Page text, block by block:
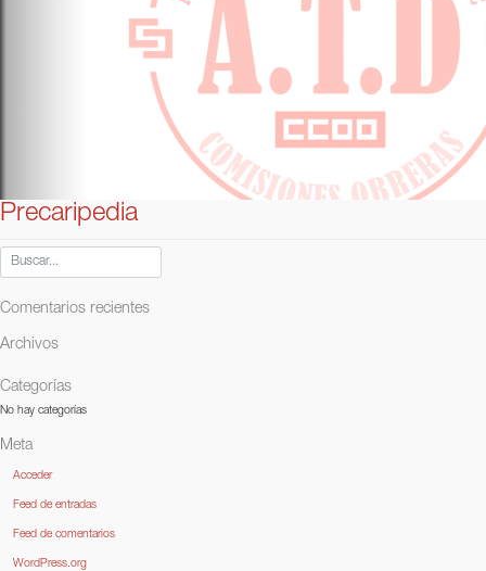
Precaripedia
Comentarios recientes
Archivos
Categorías
No hay categorías
Meta
Acceder
Feed de entradas
Feed de comentarios
WordPress.org